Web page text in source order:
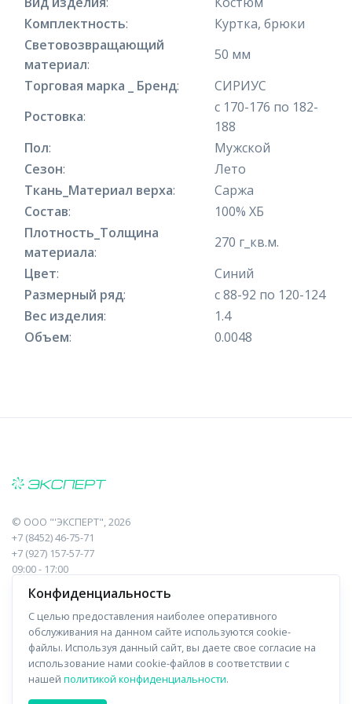
Комплектность:
Куртка, брюки
Световозвращающий
материал:
50 мм
Торговая марка _ Бренд:
СИРИУС
Ростовка:
с 170-176 по 182-
188
Пол:
Мужской
Сезон:
Лето
Ткань_Материал верха:
Саржа
Состав:
100% ХБ
Плотность_Толщина
материала:
270 г_кв.м.
Цвет:
Синий
Размерный ряд:
с 88-92 по 120-124
Вес изделия:
1.4
Объем: 0.0048
© ООО "'ЭКСПЕРТ", 2026
+7 (8452) 46-75-71
+7 (927) 157-57-77
09:00 - 17:00
410017, Саратов, Пугачева, 10 к1, оф.23
Навигация
Прайс-лист
Отзывы
Информация
О компании
Доставка
Конфиденциальность
С целью предоставления наиболее оперативного
обслуживания на данном сайте используются cookie-
файлы. Используя данный сайт, вы даете свое согласие на
использование нами cookie-файлов в соответствии с
нашей политикой конфиденциальности.